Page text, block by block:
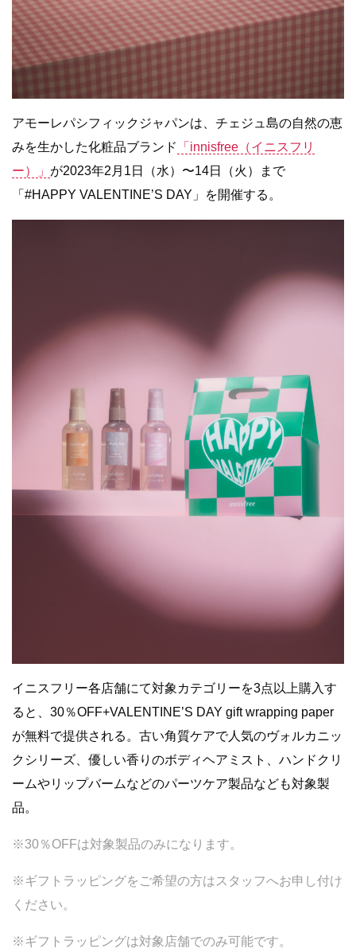
アモーレパシフィックジャパンは、チェジュ島の自然の恵
みを生かした化粧品ブランド
「innisfree（イニスフリ
ー）」 が2023年2月1日（水）〜14日（火）まで
「#HAPPY VALENTINE’S DAY」を開催する。
イニスフリー各店舗にて対象カテゴリーを3点以上購入す
ると、30％OFF+VALENTINE’S DAY gift wrapping paper
が無料で提供される。古い角質ケアで人気のヴォルカニッ
クシリーズ、優しい香りのボディヘアミスト、ハンドクリ
ームやリップバームなどのパーツケア製品なども対象製
品。
※30％OFFは対象製品のみになります。
※ギフトラッピングをご希望の方はスタッフへお申し付け
ください。
※ギフトラッピングは対象店舗でのみ可能です。